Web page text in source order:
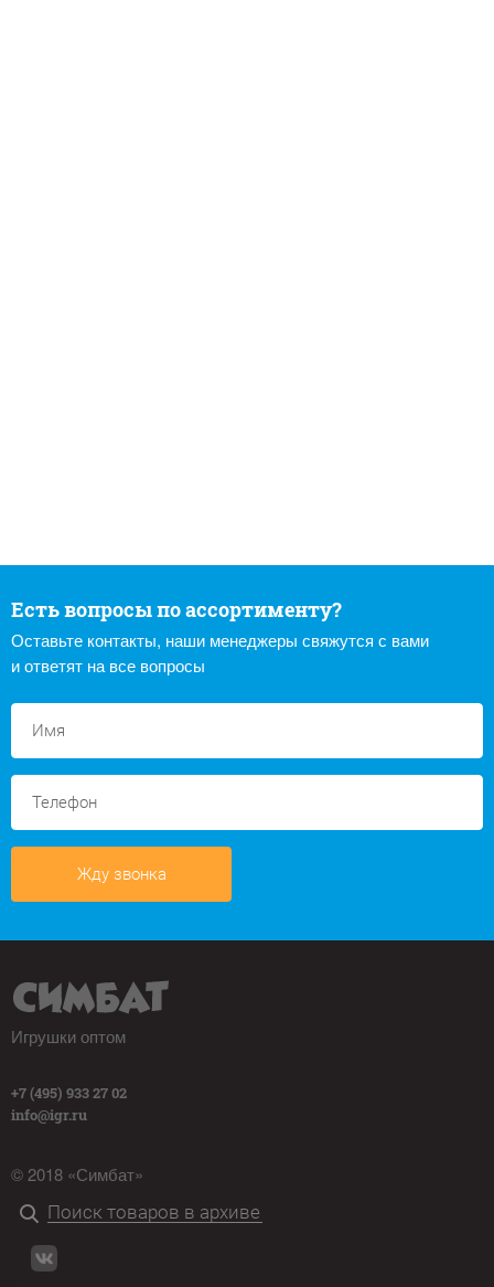
Есть вопросы по ассортименту?
Оставьте контакты, наши менеджеры свяжутся с вами
и ответят на все вопросы
Жду звонка
Игрушки оптом
+7 (495) 933 27 02
info@igr.ru
© 2018 «Симбат»